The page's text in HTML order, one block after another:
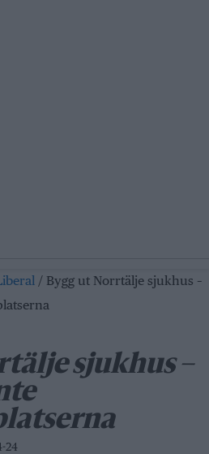
/ Bygg ut Norrtälje sjukhus –
sjukhus –
24